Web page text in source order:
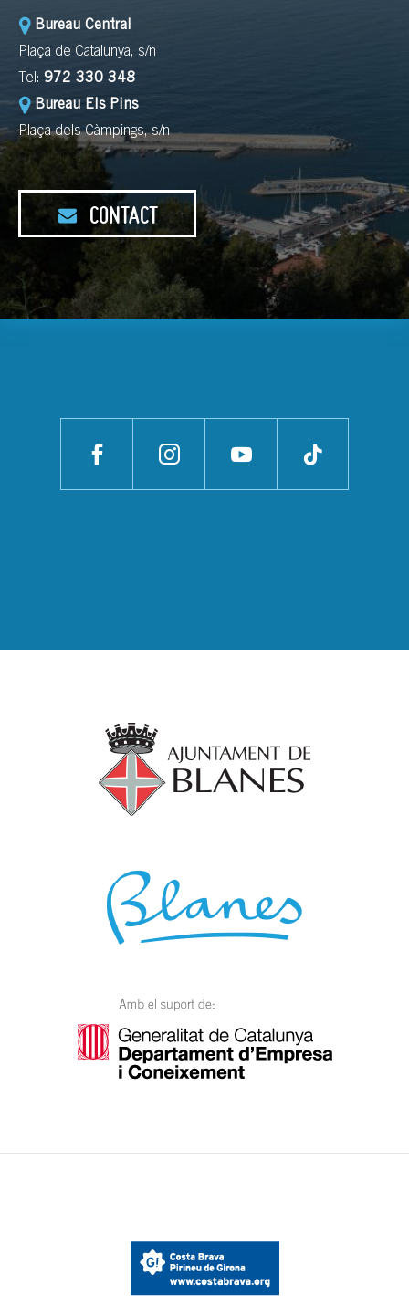
Bureau Central
Plaça de Catalunya, s/n
Tel: 972 330 348
Bureau Els Pins
Plaça dels Càmpings, s/n
CONTACT